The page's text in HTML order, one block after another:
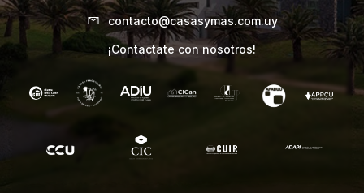
contacto@casasymas.com.uy
¡Contactate con nosotros!